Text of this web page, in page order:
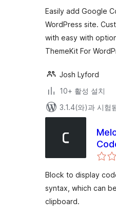
Easily add Google
WordPress site.
with easy with
ThemeKit For
Josh Lyford
10+ 활성 설치
3.1.4(와)과 시험
Block to display
syntax, which can
clipboard.